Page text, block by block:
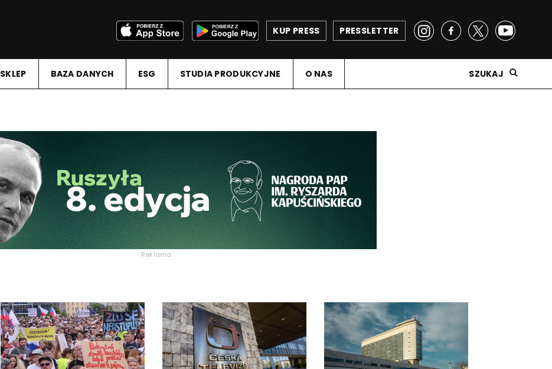
PRESSLETTER
KUP PRESS
SKLEP BAZA DANYCH ESG STUDIA PRODUKCYJNE O NAS SZUKAJ
Reklama